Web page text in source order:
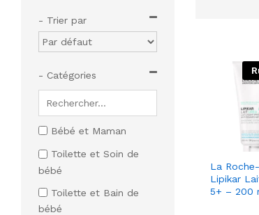
La
Lipikar
5+ – 200
- Trier par
- Catégories
Bébé et Maman
Toilette et Soin de
bébé
Toilette et Bain de
bébé